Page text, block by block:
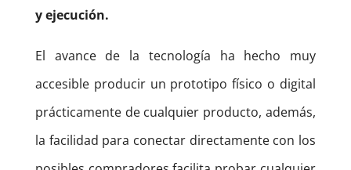
y ejecución.
El avance de la tecnología ha hecho muy
accesible producir un prototipo físico o digital
prácticamente de cualquier producto, además,
la facilidad para conectar directamente con los